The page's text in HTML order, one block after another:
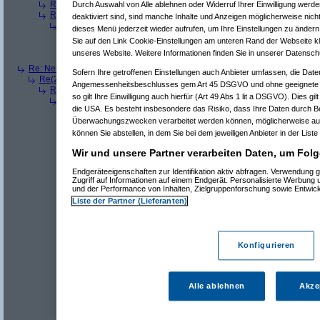
Re(3): Neue Auflösung: 5120x1600 (dizoam 11.07.2006, 13:58:27)
Re(3): Neue Auflösung: 5120x1600(Pervasiveam 11.07.2006,
Re(4): Neue Auflösung: 5120x1600( phjam 11.07.2006, 13:59:44)
Re(5): Neue Auflösung: 5120x1600
teleth
am 11.07.2006,
Re(5): Neue Auflösung: 5120x1600
Re(5): Neue Auflösung: 5120x1600(dizoam 11.07.2006,
Re: Neue Auflösung: 5120x1600(teletham 11.07.2006, 13:49:03)
Re(2): Neue Auflösung: 5120x1600
Pervasiveam 11.07.2006,
Re(3): Neue Auflösung: 5120x1600(teletham 11.07.2006, 13:49:42)
Re(4): Neue Auflösung: 5120x1600(Pervasiveam 11.07.2006,
Re(5): Neue Auflösung: 5120x1600(dizo am 11.07.2006,
Re(6): Neue Auflösung: 5120x1600(Pervasiveam
Re(7): Neue Auflösung: 5120x1600(dizoam 11.07.2006,
Re(9): Neue Auflösung: 5120x1600(dizoam
Re(11): Neue Auflösung: 5120x1600(dizoam
Re(12): Neue Auflösung: 5120x1600(phj
Re(13): Neue Auflösung: 5120x1600
Re(14): Neue Auflösung: 5120x1600
Re(13): Neue Auflösung: 5120x1600(
Re(14): Neue Auflösung: 5120x1600
Re(15): Neue Auflösung: 5120x1600
Re(16): Neue Auflösung:
Re(17): Neue Auflösung:
Re(18): Neue Auflösung:
Re(5): Neue Auflösung: 5120x1600(teletham 11.07.2006,
Durch Auswahl von Alle ablehnen oder Widerruf Ihrer Einwilligung
deaktiviert sind, sind manche Inhalte und Anzeigen möglicherweise
dieses Menü jederzeit wieder aufrufen, um Ihre Einstellungen zu
Sie auf den Link Cookie-Einstellungen am unteren Rand der Webseite
unseres Website. Weitere Informationen finden Sie in unserer
Sofern Ihre getroffenen Einstellungen auch Anbieter umfassen, die
Angemessenheitsbeschlusses gem Art 45 DSGVO und ohne
so gilt Ihre Einwilligung auch hierfür (Art 49 Abs 1 lit a DSGVO). Dies
die USA. Es besteht insbesondere das Risiko, dass Ihre Daten durch
Überwachungszwecken verarbeitet werden können, möglicherweise
können Sie abstellen, in dem Sie bei dem jeweiligen Anbieter in der
Wir und unsere Partner verarbeiten Daten, um
Endgeräteeigenschaften zur Identifikation aktiv abfragen. Verwendung
Zugriff auf Informationen auf einem Endgerät. Personalisierte Werbung
und der Performance von Inhalten, Zielgruppenforschung sowie
Liste der Partner (Lieferanten)
Konfigurieren
Alle ablehnen